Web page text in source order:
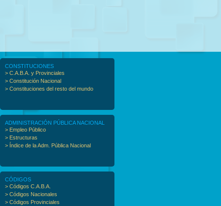
CONSTITUCIONES
> C.A.B.A. y Provinciales
> Constitución Nacional
> Constituciones del resto del mundo
ADMINISTRACIÓN PÚBLICA NACIONAL
> Empleo Público
> Estructuras
> Índice de la Adm. Pública Nacional
CÓDIGOS
> Códigos C.A.B.A.
> Códigos Nacionales
> Códigos Provinciales